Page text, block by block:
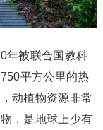
年被联合国教科
平方公里的热
动植物资源非常
，是地球上少有